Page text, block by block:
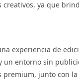
creativos, ya que
experiencia de
un entorno sin
junto con